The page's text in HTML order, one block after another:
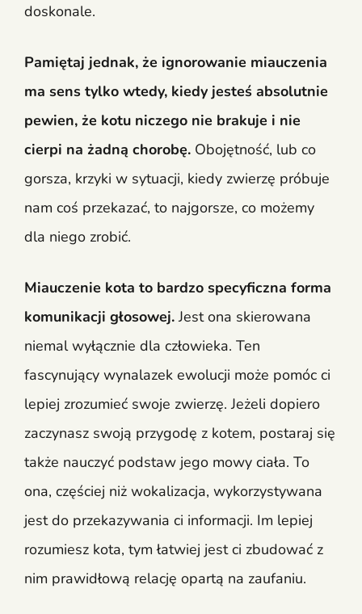
doskonale.
Pamiętaj jednak, że ignorowanie miauczenia
ma sens tylko wtedy, kiedy jesteś absolutnie
pewien, że kotu niczego nie brakuje i nie
cierpi na żadną chorobę. Obojętność, lub co
gorsza, krzyki w sytuacji, kiedy zwierzę próbuje
nam coś przekazać, to najgorsze, co możemy
dla niego zrobić.
Miauczenie kota to bardzo specyficzna forma
komunikacji głosowej.Jest ona skierowana
niemal wyłącznie dla człowieka. Ten
fascynujący wynalazek ewolucji może pomóc ci
lepiej zrozumieć swoje zwierzę. Jeżeli dopiero
zaczynasz swoją przygodę z kotem, postaraj się
także nauczyć podstaw jego mowy ciała. To
ona, częściej niż wokalizacja, wykorzystywana
jest do przekazywania ci informacji. Im lepiej
rozumiesz kota, tym łatwiej jest ci zbudować z
nim prawidłową relację opartą na zaufaniu.